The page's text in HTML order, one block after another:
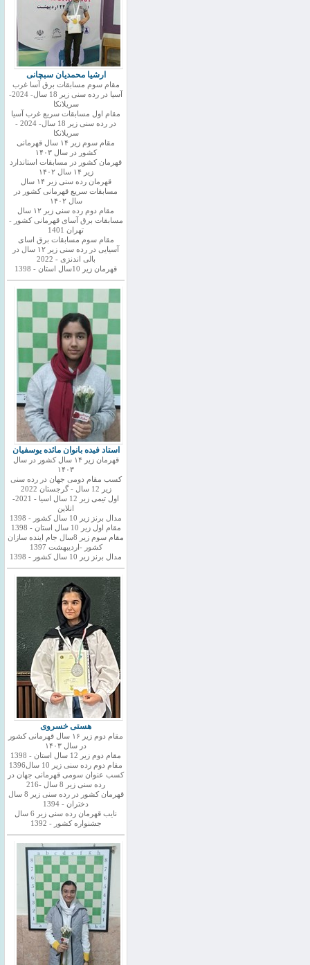
ارشیا محمدیان سبچانی
مقام سوم مسابقات برق آسا غرب
آسیا در رده سنی زیر 18 سال- 2024-
سریلانکا
مقام اول مسابقات سریع غرب آسیا
در رده سنی زیر 18 سال- 2024 -
سریلانکا
مقام سوم زیر ۱۴ سال قهرمانی
کشور در سال ۱۴۰۳
قهرمان کشور در مسابقات استاندارد
زیر ۱۴ سال ۱۴۰۲
قهرمان رده سنی زیر ۱۴ سال
مسابقات سریع قهرمانی کشور در
سال ۱۴۰۲
مقام دوم رده سنی زیر ۱۲ سال
مسابقات برق آسای قهرمانی کشور -
تهران 1401
مقام سوم مسابقات برق اسای
آسیایی در رده سنی زیر ۱۲ سال در
بالی اندنزی - 2022
قهرمان زیر 10سال استان - 1398
استاد فیده بانوان مائده یوسفیان
قهرمان زیر ۱۴ سال کشور در سال
۱۴۰۳
کسب مقام دومی جهان در رده سنی
زیر 12 سال - گرجستان 2022
اول تیمی زیر 12 سال اسیا - 2021-
انلاین
مدال برنز زیر 10 سال کشور - 1398
مقام اول زیر 10 سال استان - 1398
مقام سوم زیر 8سال جام اینده سازان
کشور -اردیبهشت 1397
مدال برنز زیر 10 سال کشور - 1398
هستی خسروی
مقام دوم زیر ۱۶ سال قهرمانی کشور
در سال ۱۴۰۳
مقام دوم زیر 12 سال استان - 1398
مقام دوم رده سنی زیر 10 سال1396
کسب عنوان سومی قهرمانی جهان در
رده سنی زیر 8 سال -216
قهرمان کشور در رده سنی زیر 8 سال
دختران - 1394
نایب قهرمان رده سنی زیر 6 سال
جشنواره کشور - 1392